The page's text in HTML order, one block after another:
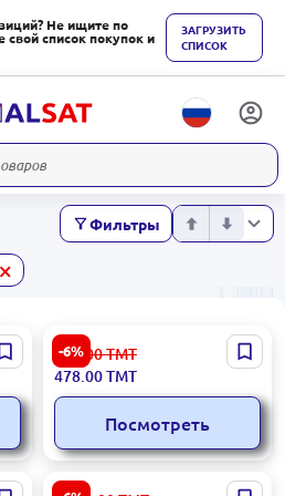
Не ищите по
свой список покупок и
ЗАГРУЗИТЬ
СПИСОК
Фильтры
×
-6%
JBL Tune 520 | Проводные
накладные наушники Type-
C Черные
509.00ТМТ
478.00ТМТ
Посмотреть